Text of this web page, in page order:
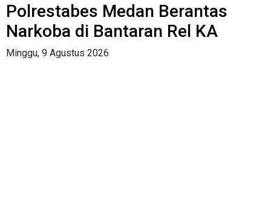
Polrestabes Medan Berantas
Narkoba di Bantaran Rel KA
Minggu, 9 Agustus 2026